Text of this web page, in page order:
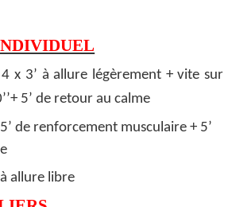
4 x 3’ à allure légèrement + vite sur
5’ de retour au calme
de renforcement musculaire + 5’
allure libre